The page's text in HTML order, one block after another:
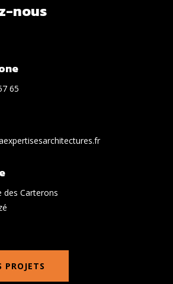
nous
65
des Carterons
PROJETS